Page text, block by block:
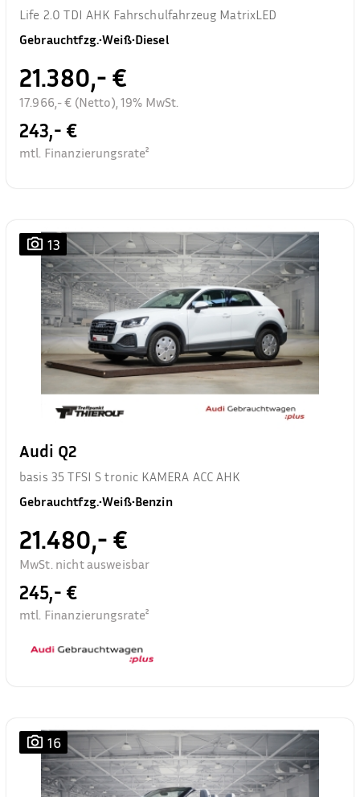
Life 2.0 TDI AHK Fahrschulfahrzeug MatrixLED
Gebrauchtfzg.•Weiß•Diesel
21.380,- €
17.966,- € (Netto), 19% MwSt.
243,- €
mtl. Finanzierungsrate²
13
Audi Q2
basis 35 TFSI S tronic KAMERA ACC AHK
Gebrauchtfzg.•Weiß•Benzin
21.480,- €
MwSt. nicht ausweisbar
245,- €
mtl. Finanzierungsrate²
16